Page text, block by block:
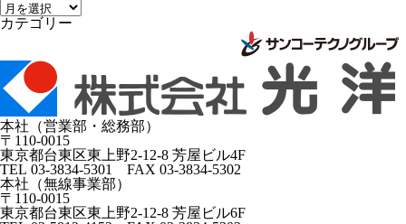
カテゴリー
本社（営業部・総務部）
〒110-0015
東京都台東区東上野2-12-8 芳屋ビル4F
TEL 03-3834-5301 FAX 03-3834-5302
本社（無線事業部）
〒110-0015
東京都台東区東上野2-12-8 芳屋ビル6F